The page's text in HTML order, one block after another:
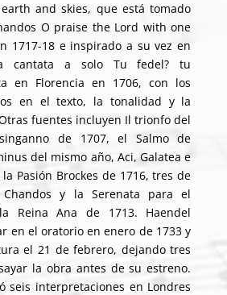
and skies, que está tomado
O praise the Lord with one
1717-18 e inspirado a su vez en
cantata a solo Tu fedel? tu
en Florencia en 1706, con los
en el texto, la tonalidad y la
fuentes incluyen Il trionfo del
de 1707, el Salmo de
del mismo año, Aci, Galatea e
Pasión Brockes de 1716, tres de
y la Serenata para el
Reina Ana de 1713. Haendel
en el oratorio en enero de 1733 y
el 21 de febrero, dejando tres
la obra antes de su estreno.
seis interpretaciones en Londres